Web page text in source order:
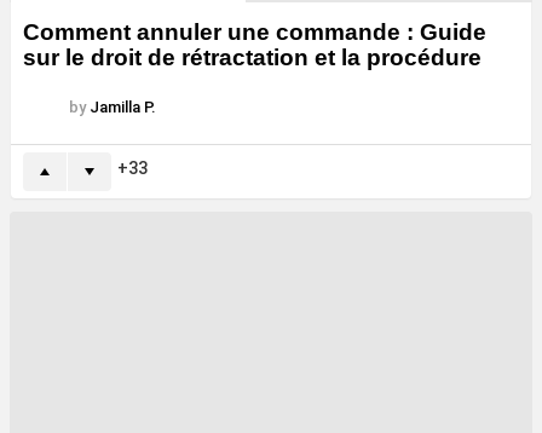
Comment annuler une commande : Guide
sur le droit de rétractation et la procédure
by Jamilla P.
33